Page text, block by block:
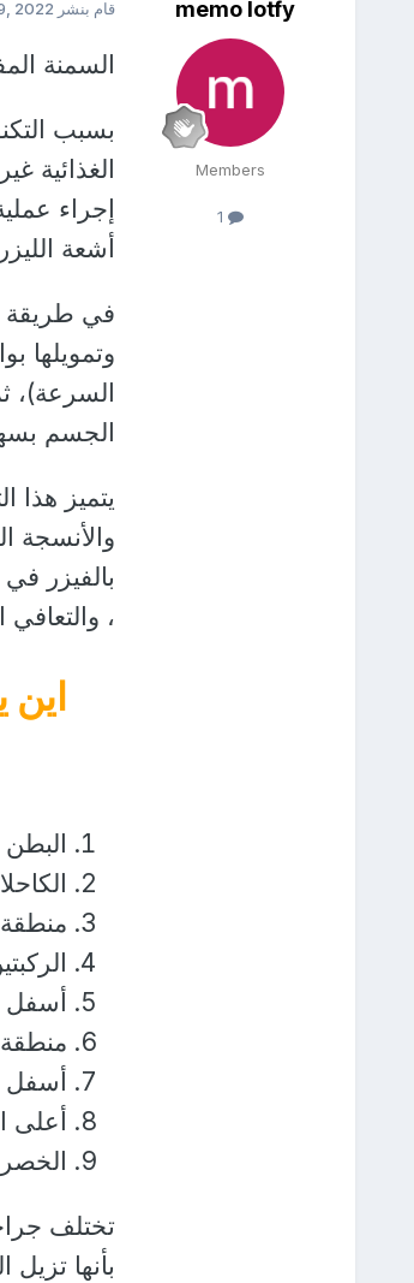
memo lotfy
Members
1
قام بنشر 2022
السمنة
بسبب
الغذائية
إجراء
أشعة
في
وتمويلها
السرعة)،
الجسم
يتميز هذا
والأنسجة
بالفيزر
،
منطقة
أسفل
منطقة
أسفل
أعلى
تختلف
بأنها